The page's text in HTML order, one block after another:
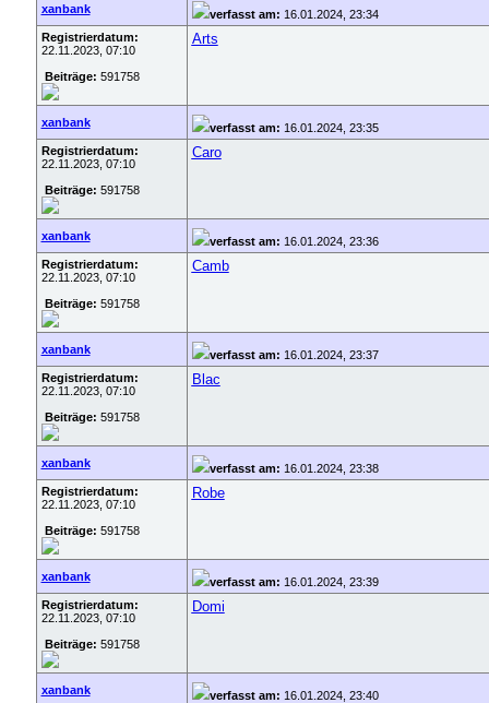
xanbank verfasst am: 16.01.2024, 23:34
Registrierdatum:
22.11.2023, 07:10
Beiträge: 591758
Arts
xanbank verfasst am: 16.01.2024, 23:35
Registrierdatum:
22.11.2023, 07:10
Beiträge: 591758
Caro
xanbank verfasst am: 16.01.2024, 23:36
Registrierdatum:
22.11.2023, 07:10
Beiträge: 591758
Camb
xanbank verfasst am: 16.01.2024, 23:37
Registrierdatum:
22.11.2023, 07:10
Beiträge: 591758
Blac
xanbank verfasst am: 16.01.2024, 23:38
Registrierdatum:
22.11.2023, 07:10
Beiträge: 591758
Robe
xanbank verfasst am: 16.01.2024, 23:39
Registrierdatum:
22.11.2023, 07:10
Beiträge: 591758
Domi
xanbank verfasst am: 16.01.2024, 23:40